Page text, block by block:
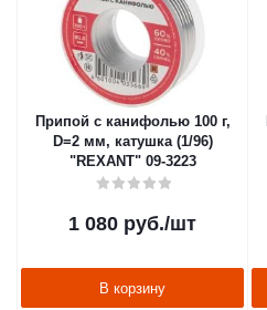
Припой с канифолью 100 г,
D=2 мм, катушка (1/96)
"REXANT" 09-3223
1 080 руб./шт
В корзину